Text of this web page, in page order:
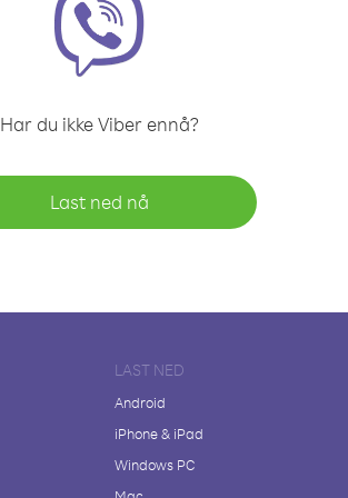
Har du ikke Viber ennå?
Last ned nå
LAST NED
Android
iPhone & iPad
Windows PC